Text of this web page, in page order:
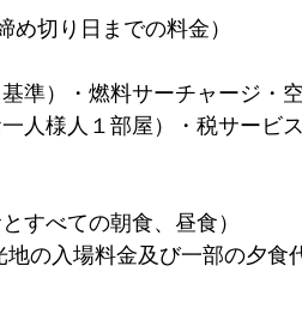
切り日までの料金）
準）・燃料サーチャージ・
人様人１部屋）・税サービ
すべての朝食、昼食）
の入場料金及び一部の夕食